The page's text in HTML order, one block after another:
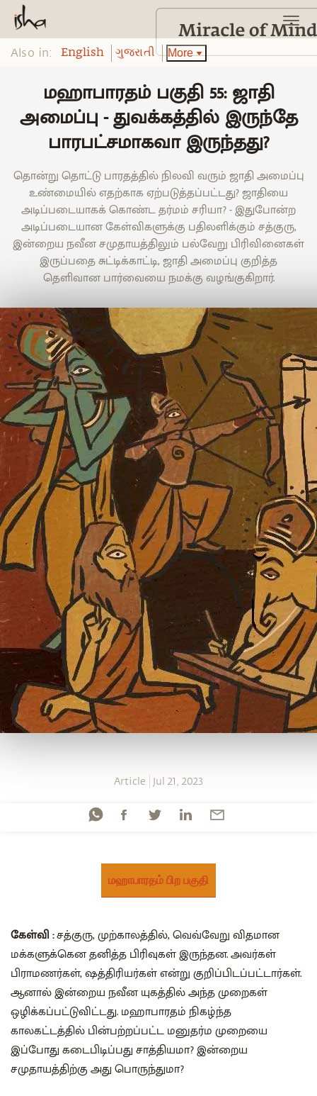
Also in: English ગુજરાતી More
மஹாபாரதம் பகுதி 55: ஜாதி
அமைப்பு - துவக்கத்தில் இருந்தே
பாரபட்சமாகவா இருந்தது?
தொன்று தொட்டு பாரதத்தில் நிலவி வரும் ஜாதி அமைப்பு
உண்மையில் எதற்காக ஏற்படுத்தப்பட்டது? ஜாதியை
அடிப்படையாகக் கொண்ட தர்மம் சரியா? - இதுபோன்ற
அடிப்படையான கேள்விகளுக்கு பதிலளிக்கும் சத்குரு,
இன்றைய நவீன சமுதாயத்திலும் பல்வேறு பிரிவினைகள்
இருப்பதை சுட்டிக்காட்டி, ஜாதி அமைப்பு குறித்த
தெளிவான பார்வையை நமக்கு வழங்குகிறார்.
Article Jul 21, 2023
மஹாபாரதம் பிற பகுதி
கேள்வி :சத்குரு, முற்காலத்தில், வெவ்வேறு விதமான
மக்களுக்கென தனித்த பிரிவுகள் இருந்தன. அவர்கள்
பிராமணர்கள், ஷத்திரியர்கள் என்று குறிப்பிடப்பட்டார்கள்.
ஆனால் இன்றைய நவீன யுகத்தில் அந்த முறைகள்
ஒழிக்கப்பட்டுவிட்டது. மஹாபாரதம் நிகழ்ந்த
காலகட்டத்தில் பின்பற்றப்பட்ட மனுதர்ம முறையை
இப்போது கடைபிடிப்பது சாத்தியமா? இன்றைய
சமுதாயத்திற்கு அது பொருந்துமா?